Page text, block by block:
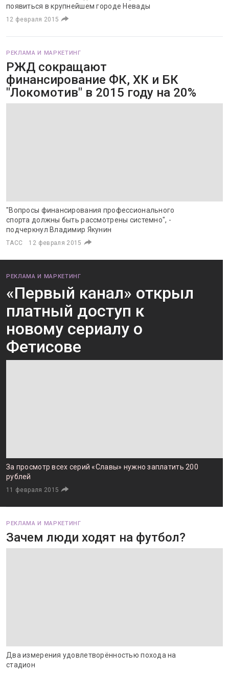
появиться в крупнейшем городе Невады
12 февраля 2015
РЕКЛАМА И МАРКЕТИНГ
РЖД сокращают
финансирование ФК, ХК и БК
"Локомотив" в 2015 году на 20%
"Вопросы финансирования профессионального
спорта должны быть рассмотрены системно", -
подчеркнул Владимир Якунин
ТАСС 12 февраля 2015
РЕКЛАМА И МАРКЕТИНГ
«Первый канал» открыл
платный доступ к
новому сериалу о
Фетисове
За просмотр всех серий «Славы» нужно заплатить 200
рублей
11 февраля 2015
РЕКЛАМА И МАРКЕТИНГ
Зачем люди ходят на футбол?
Два измерения удовлетворённостью похода на
стадион